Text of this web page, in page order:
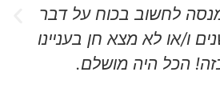
לחשוב בכוח על דבר
ו/או לא מצא חן בעניינו
הכל היה מושלם.